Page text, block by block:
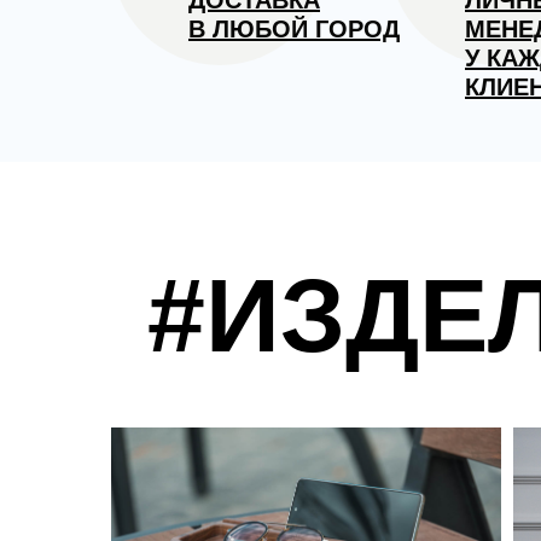
У
В ЛЮБОЙ ГОРОД